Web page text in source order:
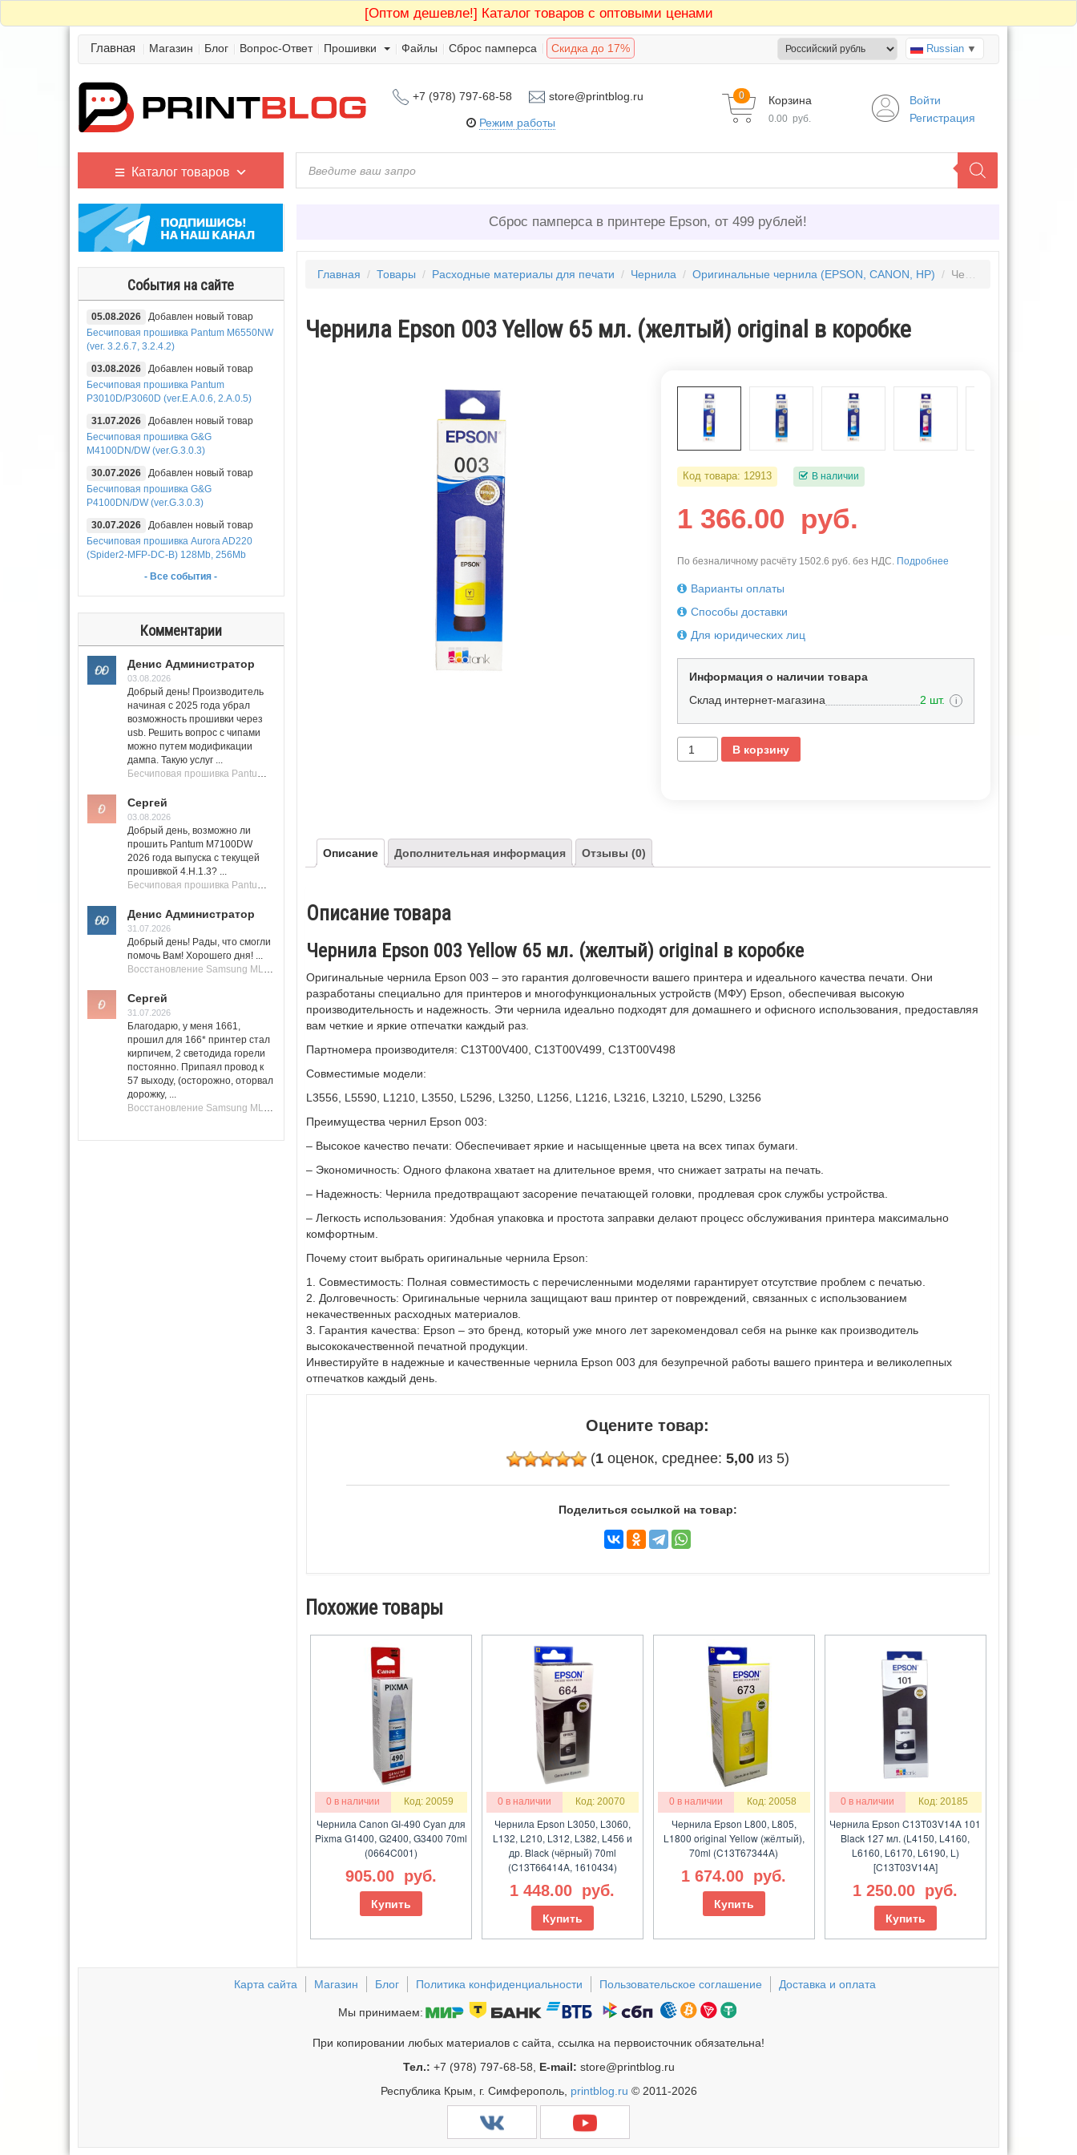
[Оптом дешевле!] Каталог товаров с оптовыми ценами
Главная Магазин Блог Вопрос-Ответ Прошивки Файлы Сброс памперса Скидка до 17% Russian ▼
+7 (978) 797-68-58 store@printblog.ru
Режим работы
Корзина
0
0.00 руб.
Войти
Регистрация
Каталог товаров
События на сайте
05.08.2026
Добавлен новый товар
Бесчиповая прошивка Pantum M6550NW
(ver. 3.2.6.7, 3.2.4.2)
03.08.2026
Добавлен новый товар
Бесчиповая прошивка Pantum
P3010D/P3060D (ver.E.A.0.6, 2.A.0.5)
31.07.2026
Добавлен новый товар
Бесчиповая прошивка G&G
M4100DN/DW (ver.G.3.0.3)
30.07.2026
Добавлен новый товар
Бесчиповая прошивка G&G
P4100DN/DW (ver.G.3.0.3)
30.07.2026
Добавлен новый товар
Бесчиповая прошивка Aurora AD220
(Spider2-MFP-DC-B) 128Mb, 256Mb
- Все события -
Комментарии
Денис Администратор
03.08.2026
Добрый день! Производитель
начиная с 2025 года убрал
возможность прошивки через
usb. Решить вопрос с чипами
можно путем модификации
дампа. Такую услуг ...
Бесчиповая прошивка Pantum M7100 Series (M7100, M7108, M7102, M7103, M7105)
Сергей
03.08.2026
Добрый день, возможно ли
прошить Pantum M7100DW
2026 года выпуска с текущей
прошивкой 4.H.1.3? ...
Бесчиповая прошивка Pantum M7100 Series (M7100, M7108, M7102, M7103, M7105)
Денис Администратор
31.07.2026
Добрый день! Рады, что смогли
помочь Вам! Хорошего дня! ...
Восстановление Samsung ML-1661, ML-1666 после не удачной прошивки.
Сергей
31.07.2026
Благодарю, у меня 1661,
прошил для 166* принтер стал
кирпичем, 2 светодида горели
постоянно. Припаял провод к
57 выходу, (осторожно, оторвал
дорожку, ...
Восстановление Samsung ML-1661, ML-1666 после не удачной прошивки.
Сброс памперса в принтере Epson, от 499 рублей!
Главная / Товары / Расходные материалы для печати / Чернила / Оригинальные чернила (EPSON, CANON, HP) / Чернила Epson 003 Yellow 65 мл. (желтый) original в коробке
Чернила Epson 003 Yellow 65 мл. (желтый) original в коробке
Код товара: 12913 В наличии
1 366.00 руб.
По безналичному расчёту 1502.6 руб. без НДС. Подробнее
Варианты оплаты
Способы доставки
Для юридических лиц
Информация о наличии товара
Склад интернет-магазина
2 шт. i
В корзину
Описание Дополнительная информация Отзывы (0)
Описание товара
Чернила Epson 003 Yellow 65 мл. (желтый) original в коробке
Оригинальные чернила Epson 003 – это гарантия долговечности вашего принтера и идеального качества печати. Они
разработаны специально для принтеров и многофункциональных устройств (МФУ) Epson, обеспечивая высокую
производительность и надежность. Эти чернила идеально подходят для домашнего и офисного использования, предоставляя
вам четкие и яркие отпечатки каждый раз.
Партномера производителя: C13T00V400, C13T00V499, C13T00V498
Совместимые модели:
L3556, L5590, L1210, L3550, L5296, L3250, L1256, L1216, L3216, L3210, L5290, L3256
Преимущества чернил Epson 003:
– Высокое качество печати: Обеспечивает яркие и насыщенные цвета на всех типах бумаги.
– Экономичность: Одного флакона хватает на длительное время, что снижает затраты на печать.
– Надежность: Чернила предотвращают засорение печатающей головки, продлевая срок службы устройства.
– Легкость использования: Удобная упаковка и простота заправки делают процесс обслуживания принтера максимально
комфортным.
Почему стоит выбрать оригинальные чернила Epson:
1. Совместимость: Полная совместимость с перечисленными моделями гарантирует отсутствие проблем с печатью.
2. Долговечность: Оригинальные чернила защищают ваш принтер от повреждений, связанных с использованием
некачественных расходных материалов.
3. Гарантия качества: Epson – это бренд, который уже много лет зарекомендовал себя на рынке как производитель
высококачественной печатной продукции.
Инвестируйте в надежные и качественные чернила Epson 003 для безупречной работы вашего принтера и великолепных
отпечатков каждый день.
Оцените товар:
(1оценок, среднее: 5,00из 5)
Поделиться ссылкой на товар:
Похожие товары
0 в наличии Код: 20059
Чернила Canon GI-490 Cyan для
Pixma G1400, G2400, G3400 70ml
(0664C001)
905.00 руб.
Купить
0 в наличии Код: 20070
Чернила Epson L3050, L3060,
L132, L210, L312, L382, L456 и
др. Black (чёрный) 70ml
(C13T66414A, 1610434)
1 448.00 руб.
Купить
0 в наличии Код: 20058
Чернила Epson L800, L805,
L1800 original Yellow (жёлтый),
70ml (C13T67344A)
1 674.00 руб.
Купить
0 в наличии Код: 20185
Чернила Epson C13T03V14A 101
Black 127 мл. (L4150, L4160,
L6160, L6170, L6190, L)
[C13T03V14A]
1 250.00 руб.
Купить
Карта сайта Магазин Блог Политика конфиденциальности Пользовательское соглашение Доставка и оплата
Мы принимаем:
При копировании любых материалов с сайта, ссылка на первоисточник обязательна!
Тел.: +7 (978) 797-68-58, E-mail: store@printblog.ru
Республика Крым, г. Симферополь, printblog.ru © 2011-2026